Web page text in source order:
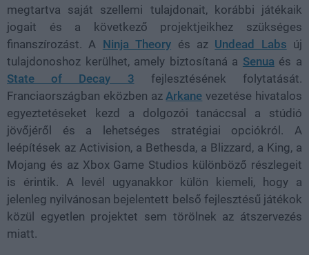
megtartva saját szellemi tulajdonait, korábbi játékaik
jogait és a következő projektjeikhez szükséges
finanszírozást. A Ninja Theory és az Undead Labs új
tulajdonoshoz kerülhet, amely biztosítaná a Senua és a
State of Decay 3 fejlesztésének folytatását.
Franciaországban eközben azArkane vezetése hivatalos
egyeztetéseket kezd a dolgozói tanáccsal a stúdió
jövőjéről és a lehetséges stratégiai opciókról. A
leépítések az Activision, a Bethesda, a Blizzard, a King, a
Mojang és az Xbox Game Studios különböző részlegeit
is érintik. A levél ugyanakkor külön kiemeli, hogy a
jelenleg nyilvánosan bejelentett belső fejlesztésű játékok
közül egyetlen projektet sem törölnek az átszervezés
miatt.